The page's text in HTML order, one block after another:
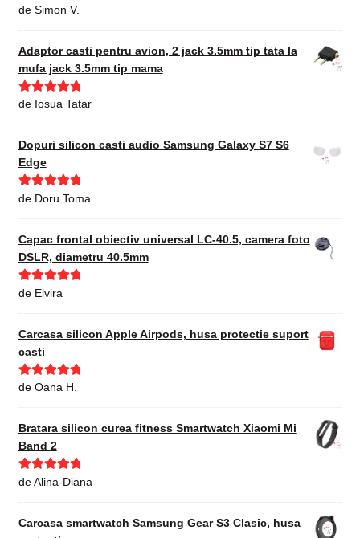
Evaluat la
de Simon V.
Adaptor casti pentru avion, 2 jack 3.5mm tip tata la
mufa jack 3.5mm tip mama
Evaluat la5
de Iosua Tatar
Dopuri silicon casti audio Samsung Galaxy S7 S6
Edge
Evaluat la5
de Doru Toma
Capac frontal obiectiv universal LC-40.5, camera foto
DSLR, diametru 40.5mm
Evaluat la
de Elvira
Carcasa silicon Apple Airpods, husa protectie suport
casti
Evaluat la5
de Oana H.
Bratara silicon curea fitness Smartwatch Xiaomi Mi
Band 2
Evaluat la5
de Alina-Diana
Carcasa smartwatch Samsung Gear S3 Clasic, husa